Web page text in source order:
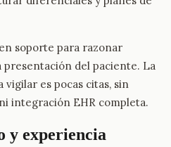
soporte para razonar
presentación del paciente. La
es pocas citas, sin
integración EHR completa.
y experiencia